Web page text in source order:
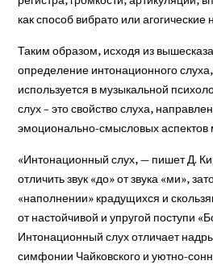
как способ вибрато или агогические
Таким образом, исходя из
определение интонационного
используется в музыкальной
слух – это свойство слуха,
эмоционально-смысловых аспектов
«Интонационный слух, — пишет Д.
отличить звук «до» от звука «ми»,
«наполнении» крадущихся и
от настойчивой и упругой поступи
Интонационный слух отличает
симфонии Чайковского и уютно-